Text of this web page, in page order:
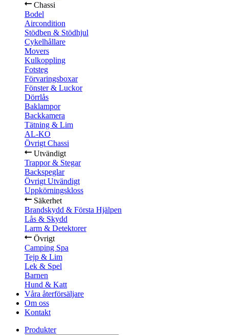
Chassi
Bodel
Aircondition
Stödben & Stödhjul
Cykelhållare
Movers
Kulkoppling
Fotsteg
Förvaringsboxar
Fönster & Luckor
Dörrlås
Baklampor
Backkamera
Tätning & Lim
AL-KO
Övrigt Chassi
Utvändigt
Trappor & Stegar
Backspeglar
Övrigt Utvändigt
Uppkörningskloss
Säkerhet
Brandskydd & Första Hjälpen
Lås & Skydd
Larm & Detektorer
Övrigt
Camping Spa
Tejp & Lim
Lek & Spel
Barnen
Hund & Katt
Våra återförsäljare
Om oss
Kontakt
Produkter